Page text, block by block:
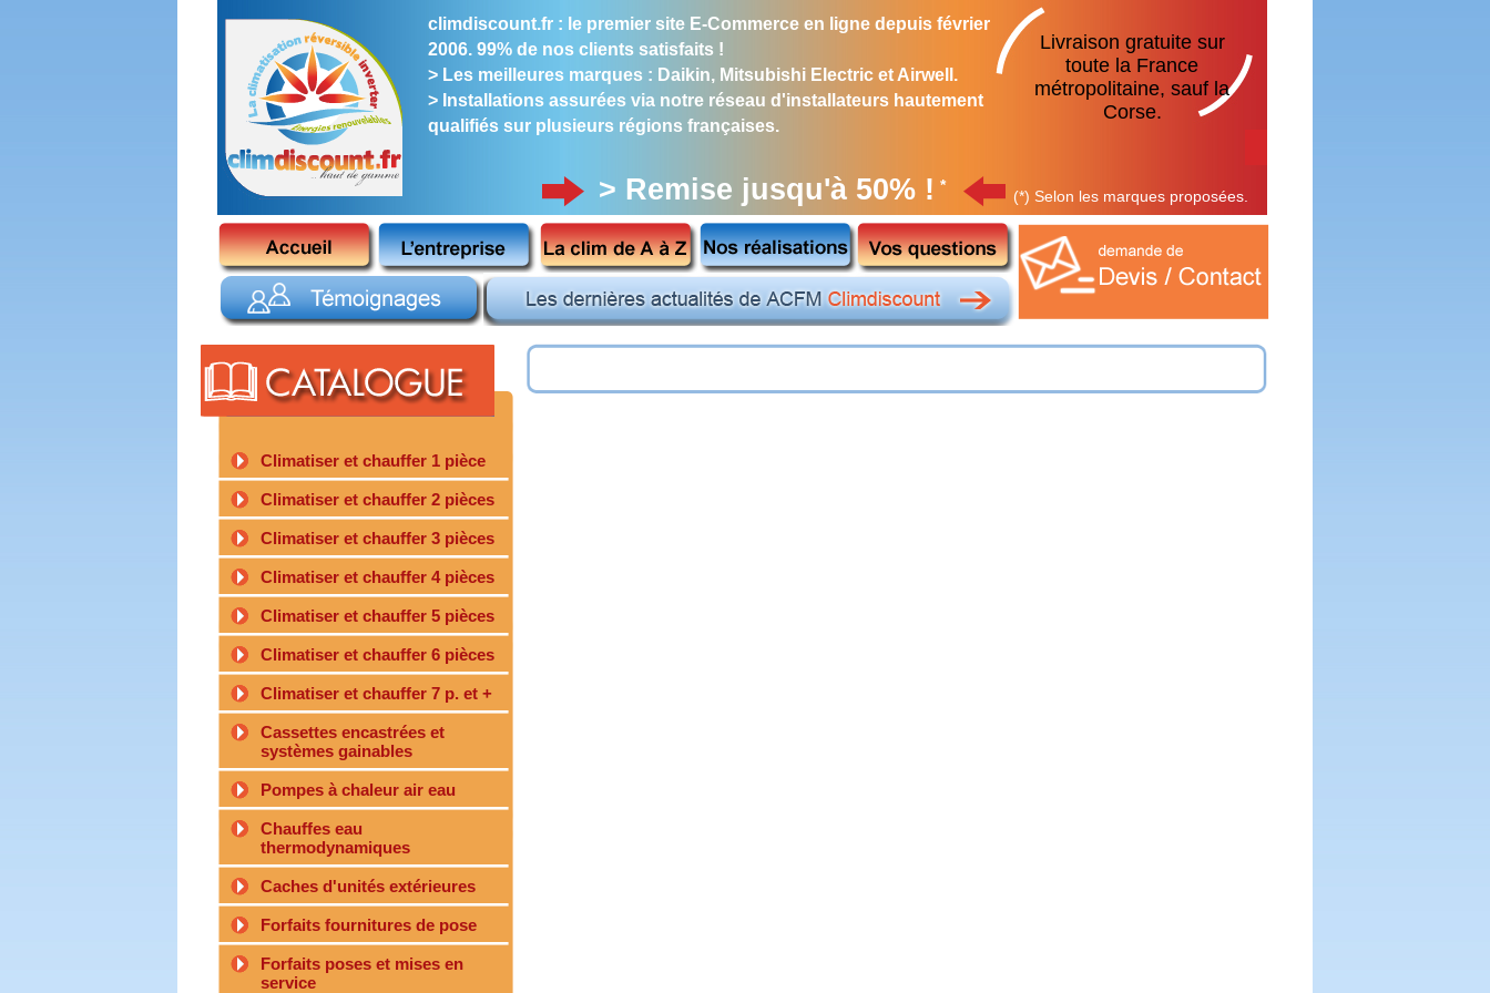
climdiscount.fr : le premier site E-Commerce en ligne depuis février
2006. 99% de nos clients satisfaits !
> Les meilleures marques : Daikin, Mitsubishi Electric et Airwell.
> Installations assurées via notre réseau d'installateurs hautement
qualifiés sur plusieurs régions françaises.
Livraison gratuite sur
toute la France
métropolitaine, sauf la
Corse.
> Remise jusqu'à 50% ! *
(*) Selon les marques proposées.
Climatiser et chauffer 1 pièce
Climatiser et chauffer 2 pièces
Climatiser et chauffer 3 pièces
Climatiser et chauffer 4 pièces
Climatiser et chauffer 5 pièces
Climatiser et chauffer 6 pièces
Climatiser et chauffer 7 p. et +
Cassettes encastrées et
systèmes gainables
Pompes à chaleur air eau
Chauffes eau
thermodynamiques
Caches d'unités extérieures
Forfaits fournitures de pose
Forfaits poses et mises en
service